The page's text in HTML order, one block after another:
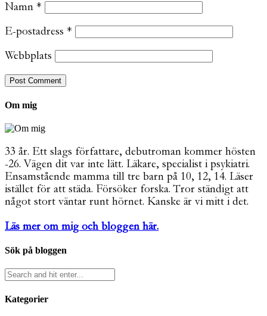
Namn *
E-postadress *
Webbplats
Om mig
33 år. Ett slags författare, debutroman kommer hösten
-26. Vägen dit var inte lätt. Läkare, specialist i psykiatri.
Ensamstående mamma till tre barn på 10, 12, 14. Läser
istället för att städa. Försöker forska. Tror ständigt att
något stort väntar runt hörnet. Kanske är vi mitt i det.
Läs mer om mig och bloggen här.
Sök på bloggen
Kategorier